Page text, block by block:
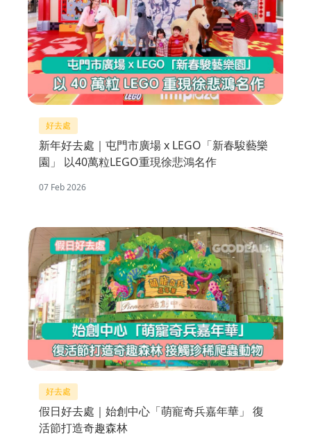
好去處
新年好去處｜屯門市廣場 x LEGO「新春駿藝樂
園」 以40萬粒LEGO重現徐悲鴻名作
07 Feb 2026
好去處
假日好去處｜始創中心「萌寵奇兵嘉年華」 復
活節打造奇趣森林